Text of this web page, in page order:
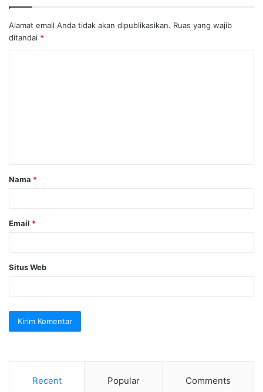
Alamat email Anda tidak akan dipublikasikan. Ruas yang wajib
ditandai *
a
r
Nama *
Email *
Situs Web
Recent Popular Comments